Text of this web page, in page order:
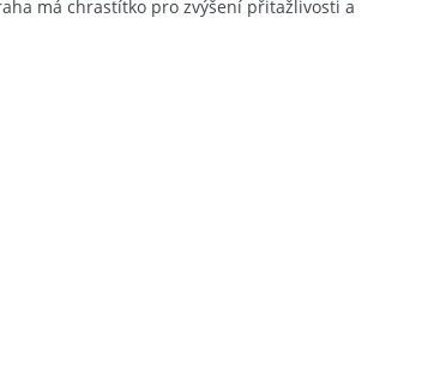
má chrastítko pro zvýšení přitažlivosti a